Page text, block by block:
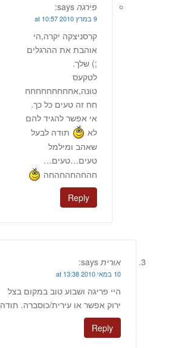
פירגה says:
9 במרץ 2010 at 10:57
קרסניצקה יקרה,הי
אוהבת את ההרגלים
;) שלך.
לטקעס
טונה,אחחחחחחחחח
חח זה טעים כל כך.
אי אפשר להגיד להם
לא
תודה לבעל
שאהב ומילמל
טעים…טעים…
חהחהחהחהחה
Reply
אורית says:
10 במאי 2010 at 13:38
היי פריגה ושבוע טוב במקום בצל
ירוק אפשר או עירית/כוסברה. תודה
Reply